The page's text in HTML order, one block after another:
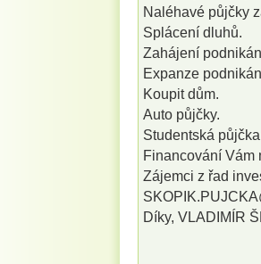
Naléhavé půjčky
Splácení dluhů.
Zahájení
Expanze
Koupit dům.
Auto půjčky.
Studentská
Financování Vám
Zájemci z řad
Díky, VLADIMÍR